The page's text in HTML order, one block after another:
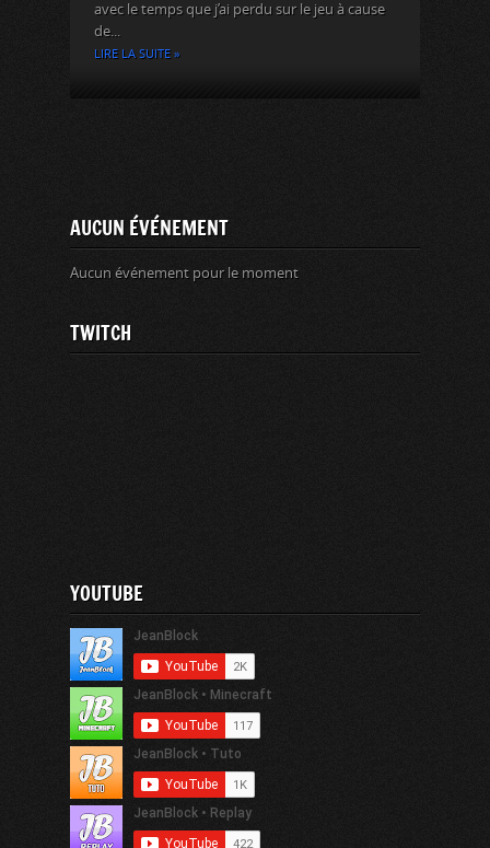
avec le temps que j’ai perdu sur le jeu à cause
de...
LIRE LA SUITE »
AUCUN ÉVÉNEMENT
Aucun événement pour le moment
TWITCH
YOUTUBE